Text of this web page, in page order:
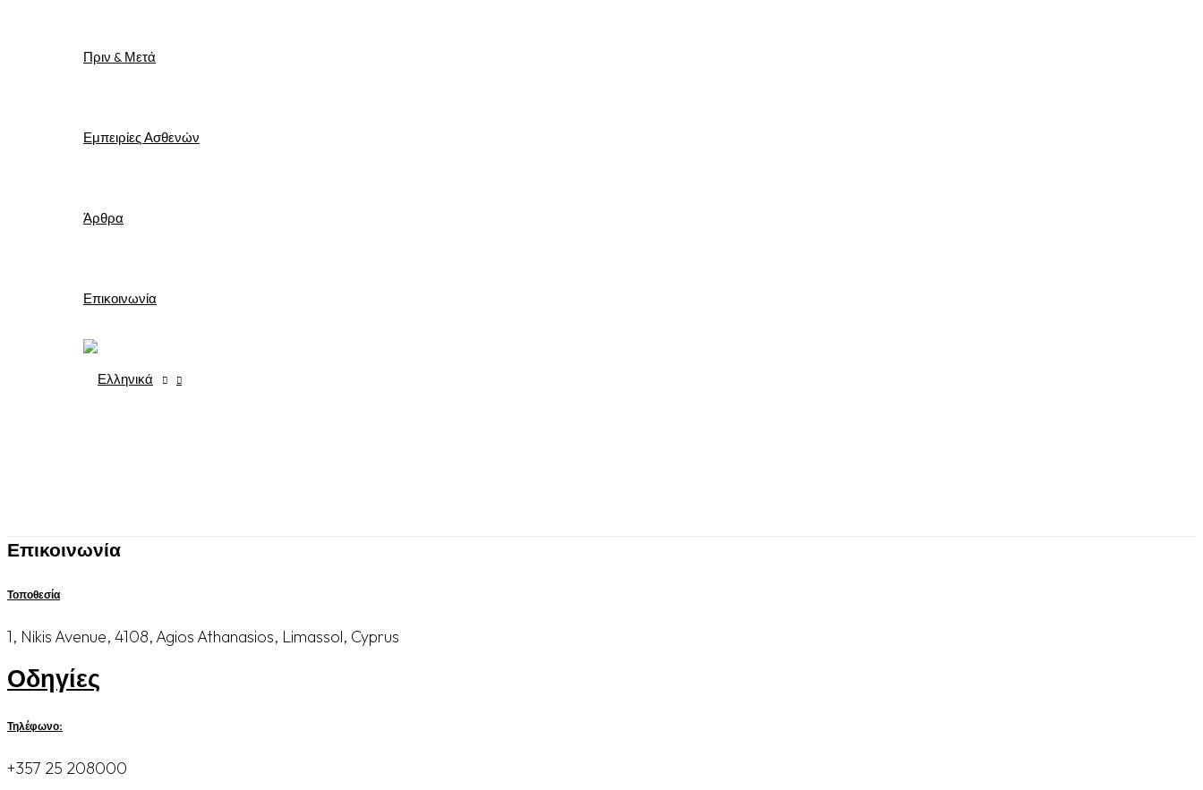
Πριν & Μετά
Εμπειρίες Ασθενών
Άρθρα
Επικοινωνία
Επικοινωνία
Τοποθεσία
1, Nikis Avenue, 4108, Agios Athanasios, Limassol, Cyprus
Οδηγίες
Τηλέφωνο:
+357 25 208000